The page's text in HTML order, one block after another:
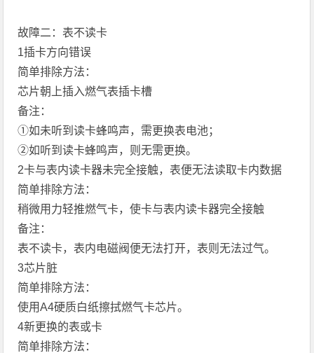
故障二：表不读卡
1插卡方向错误
简单排除方法：
芯片朝上插入燃气表插卡槽
备注：
①如未听到读卡蜂鸣声，需更换表电池；
②如听到读卡蜂鸣声，则无需更换。
2卡与表内读卡器未完全接触，表便无法读取卡内数据
简单排除方法：
稍微用力轻推燃气卡，使卡与表内读卡器完全接触
备注：
表不读卡，表内电磁阀便无法打开，表则无法过气。
3芯片脏
简单排除方法：
使用A4硬质白纸擦拭燃气卡芯片。
4新更换的表或卡
简单排除方法：